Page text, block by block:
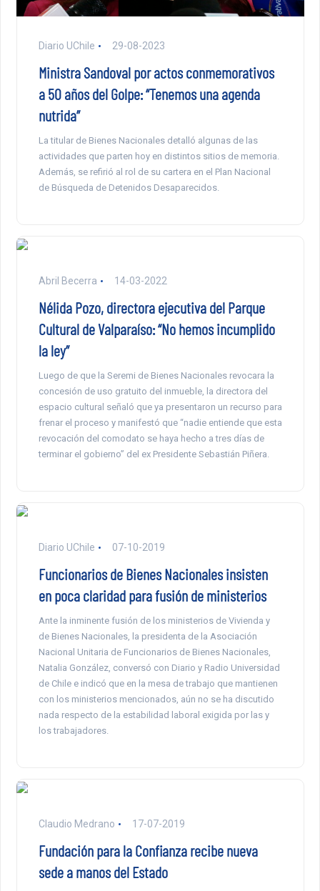
Diario UChile 29-08-2023
Ministra Sandoval por actos conmemorativos
a 50 años del Golpe: “Tenemos una agenda
nutrida”
La titular de Bienes Nacionales detalló algunas de las
actividades que parten hoy en distintos sitios de memoria.
Además, se refirió al rol de su cartera en el Plan Nacional
de Búsqueda de Detenidos Desaparecidos.
Abril Becerra 14-03-2022
Nélida Pozo, directora ejecutiva del Parque
Cultural de Valparaíso: “No hemos incumplido
la ley”
Luego de que la Seremi de Bienes Nacionales revocara la
concesión de uso gratuito del inmueble, la directora del
espacio cultural señaló que ya presentaron un recurso para
frenar el proceso y manifestó que “nadie entiende que esta
revocación del comodato se haya hecho a tres días de
terminar el gobierno” del ex Presidente Sebastián Piñera.
Diario UChile 07-10-2019
Funcionarios de Bienes Nacionales insisten
en poca claridad para fusión de ministerios
Ante la inminente fusión de los ministerios de Vivienda y
de Bienes Nacionales, la presidenta de la Asociación
Nacional Unitaria de Funcionarios de Bienes Nacionales,
Natalia González, conversó con Diario y Radio Universidad
de Chile e indicó que en la mesa de trabajo que mantienen
con los ministerios mencionados, aún no se ha discutido
nada respecto de la estabilidad laboral exigida por las y
los trabajadores.
Claudio Medrano 17-07-2019
Fundación para la Confianza recibe nueva
sede a manos del Estado